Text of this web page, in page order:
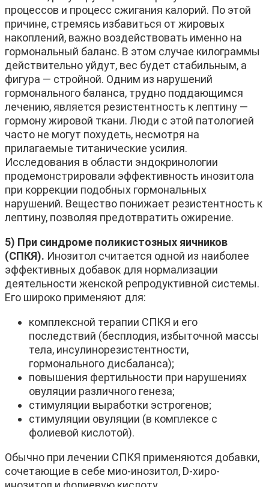
процессов и процесс сжигания калорий. По этой
причине, стремясь избавиться от жировых
накоплений, важно воздействовать именно на
гормональный баланс. В этом случае килограммы
действительно уйдут, вес будет стабильным, а
фигура — стройной. Одним из нарушений
гормонального баланса, трудно поддающимся
лечению, является резистентность к лептину —
гормону жировой ткани. Люди с этой патологией
часто не могут похудеть, несмотря на
прилагаемые титанические усилия.
Исследования в области эндокринологии
продемонстрировали эффективность инозитола
при коррекции подобных гормональных
нарушений. Вещество понижает резистентность к
лептину, позволяя предотвратить ожирение.
5) При синдроме поликистозных яичников
(СПКЯ). Инозитол считается одной из наиболее
эффективных добавок для нормализации
деятельности женской репродуктивной системы.
Его широко применяют для:
комплексной терапии СПКЯ и его
последствий (бесплодия, избыточной массы
тела, инсулинорезистентности,
гормонального дисбаланса);
повышения фертильности при нарушениях
овуляции различного генеза;
стимуляции выработки эстрогенов;
стимуляции овуляции (в комплексе с
фолиевой кислотой).
Обычно при лечении СПКЯ применяются добавки,
сочетающие в себе мио-инозитол, D-хиро-